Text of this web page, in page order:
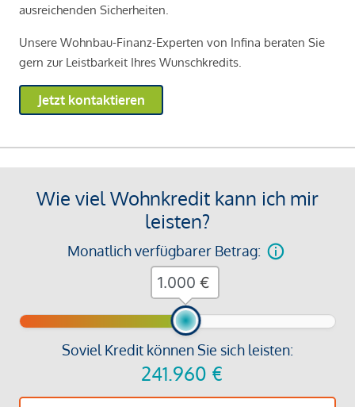
ausreichenden Sicherheiten.
Unsere Wohnbau-Finanz-Experten von Infina beraten Sie
gern zur Leistbarkeit Ihres Wunschkredits.
Jetzt kontaktieren
Wie viel Wohnkredit kann ich mir
leisten?
Monatlich verfügbarer Betrag:
Soviel Kredit können Sie sich leisten:
241.960 €
€